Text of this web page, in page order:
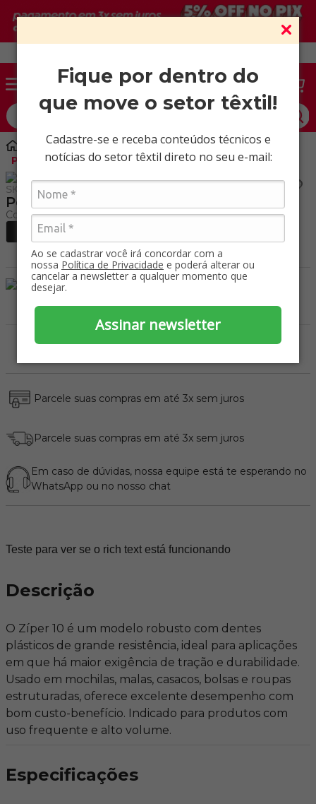
Fique por dentro do
que move o setor têxtil!
Cadastre-se e receba conteúdos técnicos e
notícias do setor têxtil direto no seu e-mail:
Ao se cadastrar você irá concordar com a
nossa Política de Privacidade e poderá alterar ou
cancelar a newsletter a qualquer momento que
desejar.
Assinar newsletter
O que você procura?
Aviamentos
Zíper
Poliéster 10 Pacote com 100 MT
SKU 91100000
Poliéster 10 Pacote com 100 MT
Parcele suas compras em até 3x sem juros
Parcele suas compras em até 3x sem juros
Em caso de dúvidas, nossa equipe está te esperando no
WhatsApp ou no nosso chat
Teste para ver se o rich text está funcionando
Descrição
O Zíper 10 é um modelo robusto com dentes
plásticos de grande resistência, ideal para aplicações
em que há maior exigência de tração e durabilidade.
Usado em mochilas, malas, casacos, bolsas e roupas
estruturadas, oferece excelente desempenho com
bom custo-benefício. Indicado para produtos com
uso frequente e alto volume.
Especificações